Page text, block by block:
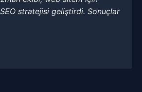
stratejisi geliştirdi. Sonuçlar